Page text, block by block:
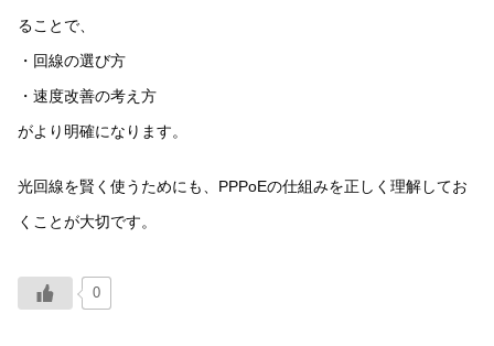
ることで、
・回線の選び方
・速度改善の考え方
がより明確になります。
光回線を賢く使うためにも、PPPoEの仕組みを正しく理解してお
くことが大切です。
0